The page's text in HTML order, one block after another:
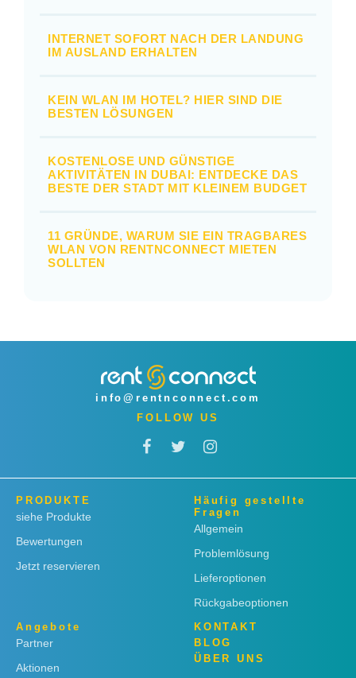
INTERNET SOFORT NACH DER LANDUNG
IM AUSLAND ERHALTEN
KEIN WLAN IM HOTEL? HIER SIND DIE
BESTEN LÖSUNGEN
KOSTENLOSE UND GÜNSTIGE
AKTIVITÄTEN IN DUBAI: ENTDECKE DAS
BESTE DER STADT MIT KLEINEM BUDGET
11 GRÜNDE, WARUM SIE EIN TRAGBARES
WLAN VON RENTNCONNECT MIETEN
SOLLTEN
info@rentnconnect.com
FOLLOW US
PRODUKTE
siehe Produkte
Bewertungen
Jetzt reservieren
Häufig gestellte
Fragen
Allgemein
Problemlösung
Lieferoptionen
Rückgabeoptionen
Angebote
Partner
Aktionen
KONTAKT
BLOG
ÜBER UNS